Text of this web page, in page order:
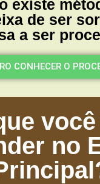
existe
de ser
a ser
CONHECER O
no